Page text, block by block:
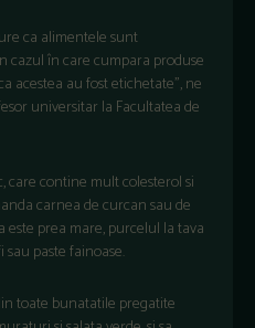
ca alimentele sunt
cazul în care cumpara produse
acestea au fost etichetate”, ne
universitar la Facultatea de
care contine mult colesterol si
carnea de curcan sau de
prea mare, purcelul la tava
paste fainoase.
toate bunatatile pregatite